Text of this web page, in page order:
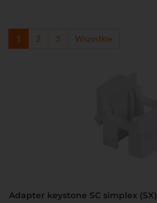
1 2 3 Wszystkie
Adapter keystone SC simplex (SX)